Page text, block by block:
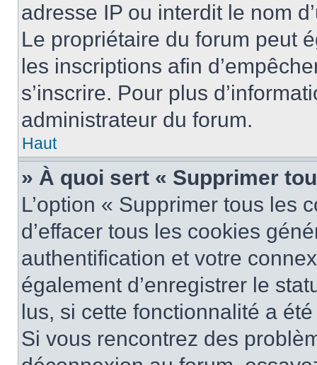
adresse IP ou interdit le nom
Le propriétaire du forum peut
les inscriptions afin
s’inscrire. Pour plus
administrateur du forum.
Haut
» À quoi sert « Supprimer
L’option « Supprimer tous les
d’effacer tous les cookies
authentification et votre
également d’enregistrer le
lus, si cette fonctionnalité a
Si vous rencontrez des